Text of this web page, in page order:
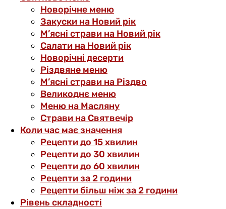
Новорічне меню
Закуски на Новий рік
М’ясні страви на Новий рік
Салати на Новий рік
Новорічні десерти
Різдвяне меню
М’ясні страви на Різдво
Великоднє меню
Меню на Масляну
Страви на Святвечір
Коли час має значення
Рецепти до 15 хвилин
Рецепти до 30 хвилин
Рецепти до 60 хвилин
Рецепти за 2 години
Рецепти більш ніж за 2 години
Рівень складності